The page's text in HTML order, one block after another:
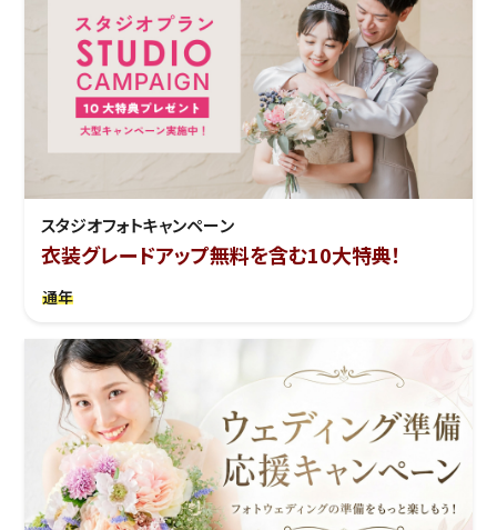
スタジオフォトキャンペーン
衣装グレードアップ無料を含む10大特典！
通年